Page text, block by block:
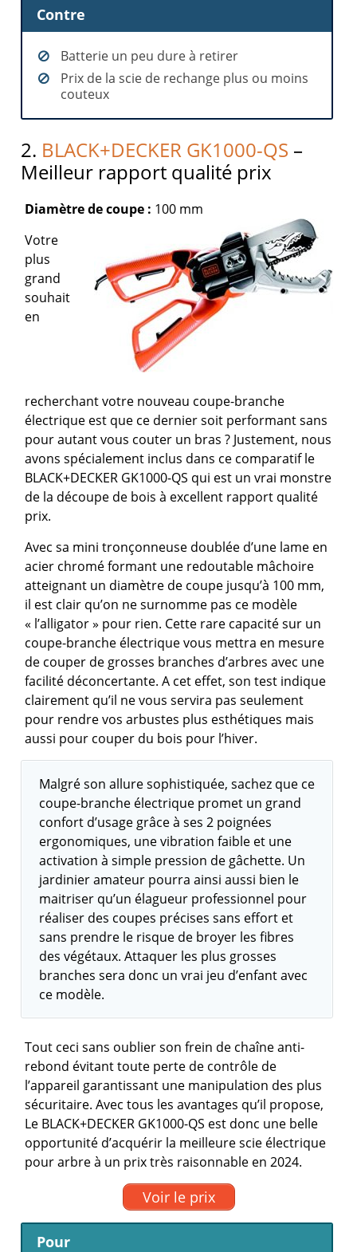
Contre
Batterie un peu dure à retirer
Prix de la scie de rechange plus ou moins
couteux
2. BLACK+DECKER GK1000-QS –
Meilleur rapport qualité prix
Diamètre de coupe : 100 mm
Votre
plus
grand
souhait
en
recherchant votre nouveau coupe-branche
électrique est que ce dernier soit performant sans
pour autant vous couter un bras ? Justement, nous
avons spécialement inclus dans ce comparatif le
BLACK+DECKER GK1000-QS qui est un vrai monstre
de la découpe de bois à excellent rapport qualité
prix.
Avec sa mini tronçonneuse doublée d’une lame en
acier chromé formant une redoutable mâchoire
atteignant un diamètre de coupe jusqu’à 100 mm,
il est clair qu’on ne surnomme pas ce modèle
« l’alligator » pour rien. Cette rare capacité sur un
coupe-branche électrique vous mettra en mesure
de couper de grosses branches d’arbres avec une
facilité déconcertante. A cet effet, son test indique
clairement qu’il ne vous servira pas seulement
pour rendre vos arbustes plus esthétiques mais
aussi pour couper du bois pour l’hiver.
Malgré son allure sophistiquée, sachez que ce
coupe-branche électrique promet un grand
confort d’usage grâce à ses 2 poignées
ergonomiques, une vibration faible et une
activation à simple pression de gâchette. Un
jardinier amateur pourra ainsi aussi bien le
maitriser qu’un élagueur professionnel pour
réaliser des coupes précises sans effort et
sans prendre le risque de broyer les fibres
des végétaux. Attaquer les plus grosses
branches sera donc un vrai jeu d’enfant avec
ce modèle.
Tout ceci sans oublier son frein de chaîne anti-
rebond évitant toute perte de contrôle de
l’appareil garantissant une manipulation des plus
sécuritaire. Avec tous les avantages qu’il propose,
Le BLACK+DECKER GK1000-QS est donc une belle
opportunité d’acquérir la meilleure scie électrique
pour arbre à un prix très raisonnable en 2024.
Voir le prix
Pour